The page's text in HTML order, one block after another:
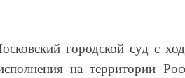
городской суд с
на территории